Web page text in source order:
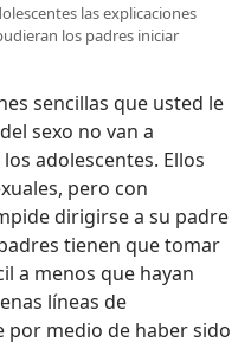
las explicaciones
los padres iniciar
sencillas que usted le
sexo no van a
adolescentes. Ellos
pero con
dirigirse a su padre
tienen que tomar
a menos que hayan
líneas de
por medio de haber sido